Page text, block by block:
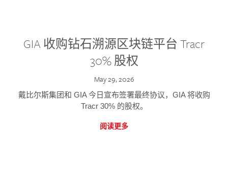
GIA 收购钻石溯源区块链平台 Tracr
30% 股权
May 29, 2026
戴比尔斯集团和 GIA 今日宣布签署最终协议，GIA 将收购
Tracr 30% 的股权。
阅读更多